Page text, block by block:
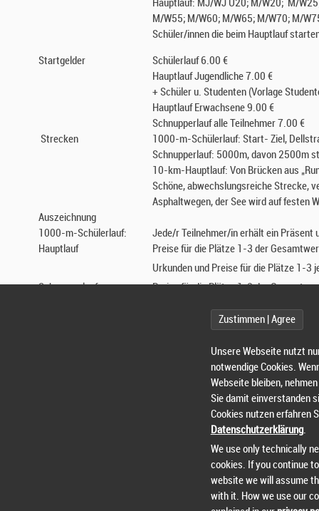
Hauptlauf: MJ/WJ U20; M/W20; M/
M/W55; M/W60; M/W65; M/W70; M/
Schüler/innen die beim Hauptlauf
Startgelder
Schülerlauf 6.00 €
Hauptlauf Jugendliche 7.00 €
+ Schüler u. Studenten (Vorlage
Hauptlauf Erwachsene 9.00 €
Schnupperlauf alle Teilnehmer 7.00 €
Strecken
1000-m-Schülerlauf: Start- Ziel,
Schnupperlauf: 5000m, davon 2500m
10-km-Hauptlauf: Von Brücken aus
Schöne, abwechslungsreiche Strecke,
Asphaltwegen, der See wird auf festen
Auszeichnung
1000-m-Schülerlauf:
Jede/r Teilnehmer/in erhält ein Präsent
Hauptlauf
Preise für die Plätze 1-3 der
Urkunden und Preise für die Plätze 1-3
Schnupperlauf:
Preise für die Plätze 1-3 der
Jede/r Teilnehmer/in erhält auf
Nutzen Sie die Möglichkeit der
Startgeld ist am Veranstaltungstag zu
Nachmeldungen sind mit 1€
Mang Christoph
e-mail: christophmang@freenet.de
Die Schirmherrschaft der Veranstaltung hat Johannes Huber,
wird der TVB durch die Freiwillige Feuerwehr Brücken
jeglicher Art übernimmt der Veranstalter keine Haftung. Die
Zustimmen | Agree
Unsere Webseite nutzt
notwendige Cookies.
Webseite bleiben,
Sie damit einverstanden
Cookies nutzen erfahren
Datenschutzerklärung.
We use only technically
cookies. If you continue
website we will assume
with it. How we use our